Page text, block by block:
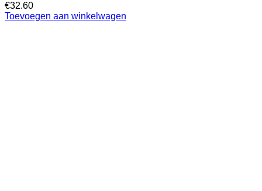
€32.60
Toevoegen aan winkelwagen